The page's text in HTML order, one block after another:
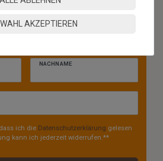
Sie von aktuellen Angeboten
NACHNAME
ich die Daten­schutz­erklärung gelesen
kann ich jederzeit widerrufen.**
AKZEPTIEREN